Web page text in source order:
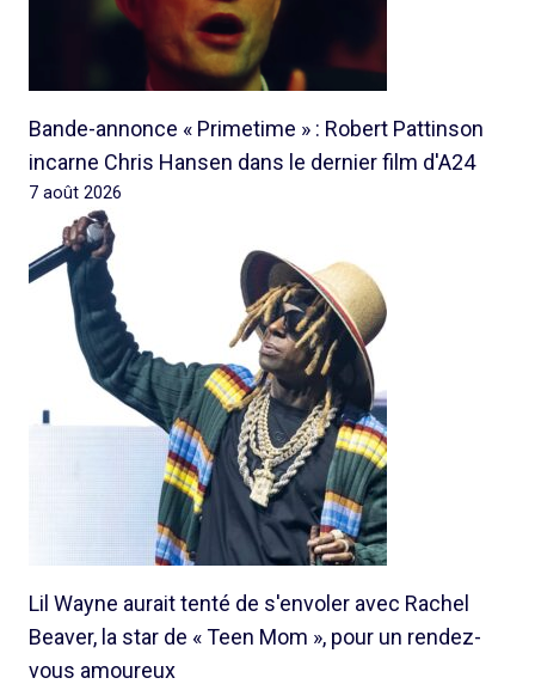
Bande-annonce « Primetime » : Robert Pattinson
incarne Chris Hansen dans le dernier film d'A24
7 août 2026
Lil Wayne aurait tenté de s'envoler avec Rachel
Beaver, la star de « Teen Mom », pour un rendez-
vous amoureux